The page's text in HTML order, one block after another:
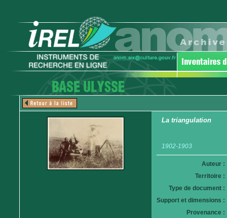
La triangulation
1902-1903
Auteur :
Territoire :
Type de document :
Support et dimensions :
Provenance :